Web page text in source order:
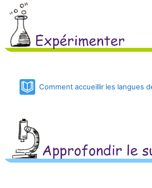
Comment accueillir les langues